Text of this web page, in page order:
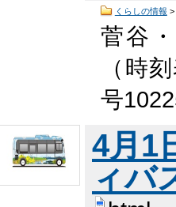
くらしの情報 >
菅谷
（時
号
4月1
ィバ